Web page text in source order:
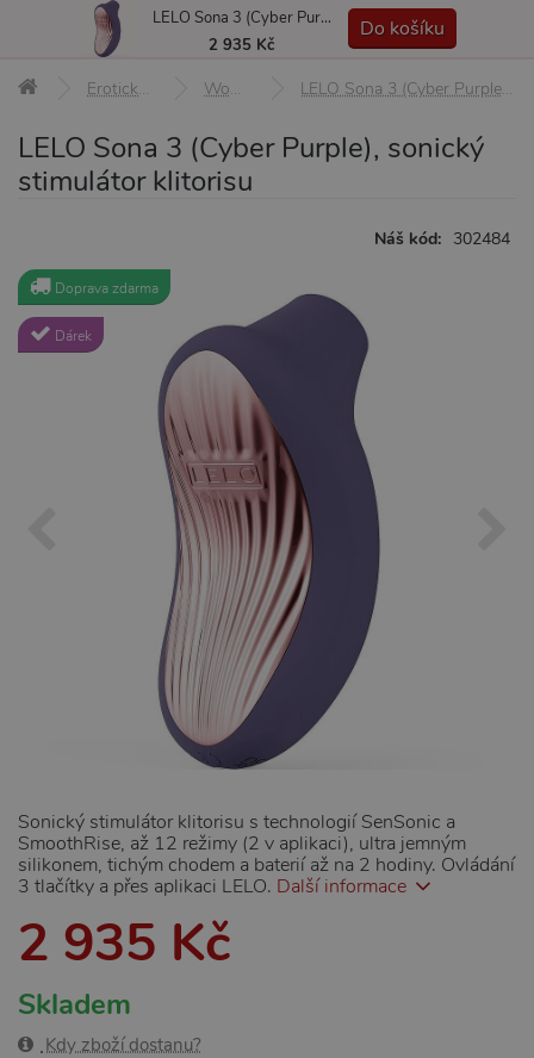
MENU
Erotické pomůcky Womanizery LELO Sona 3 (Cyber Purple), sonický stimulátor klitorisu
LELO Sona 3 (Cyber Purple), sonický
stimulátor klitorisu
Náš kód: 302484
Doprava zdarma
Dárek
Sonický stimulátor klitorisu s technologií SenSonic a
SmoothRise, až 12 režimy (2 v aplikaci), ultra jemným
silikonem, tichým chodem a baterií až na 2 hodiny. Ovládání
3 tlačítky a přes aplikaci LELO. Další informace
2 935 Kč
Skladem
Kdy zboží dostanu?
LELO Sona 3 (Cyber Purple), sonický stimulátor klitorisu
2 935 Kč
Do košíku